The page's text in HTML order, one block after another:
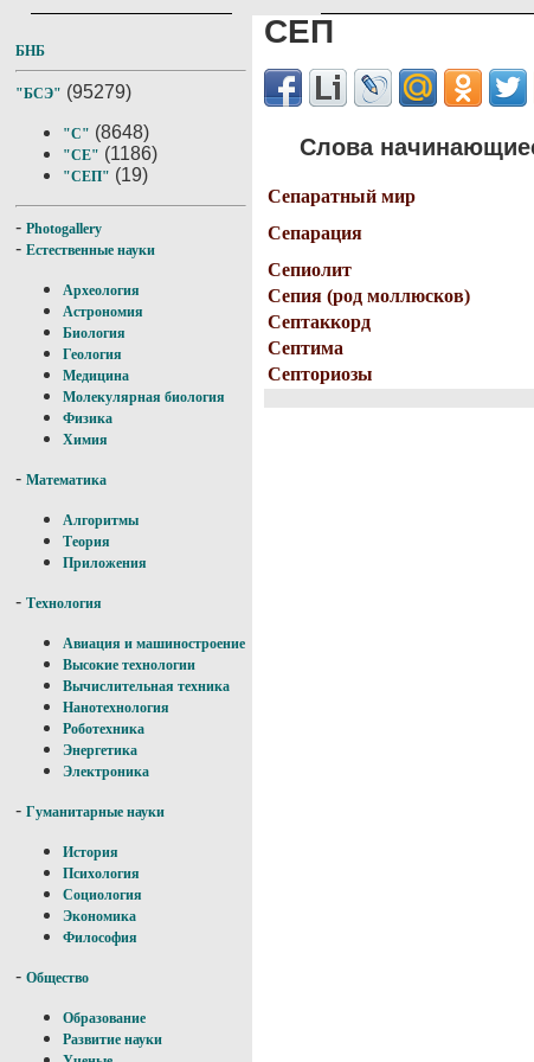
БНБ
"БСЭ" (95279)
"С" (8648)
"СЕ" (1186)
"СЕП" (19)
- Photogallery
- Естественные науки
Археология
Астрономия
Биология
Геология
Медицина
Молекулярная биология
Физика
Химия
- Математика
Алгоритмы
Теория
Приложения
- Технология
Авиация и машиностроение
Высокие технологии
Вычислительная техника
Нанотехнология
Роботехника
Энергетика
Электроника
- Гуманитарные науки
История
Психология
Социология
Экономика
Философия
- Общество
Образование
Развитие науки
СЕП
Слова
Сепаратный мир
Сепарация
Сепиолит
Сепия (род моллюсков)
Септаккорд
Септима
Септориозы